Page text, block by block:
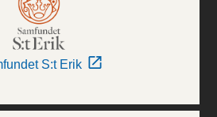
S:t Erik